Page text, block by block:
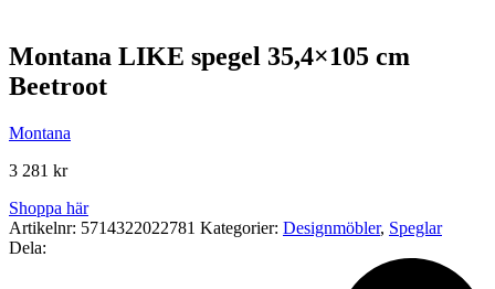
Montana LIKE spegel 35,4×105 cm
Beetroot
Montana
3 281 kr
Shoppa här
Artikelnr: 5714322022781 Kategorier: Designmöbler, Speglar
Dela: